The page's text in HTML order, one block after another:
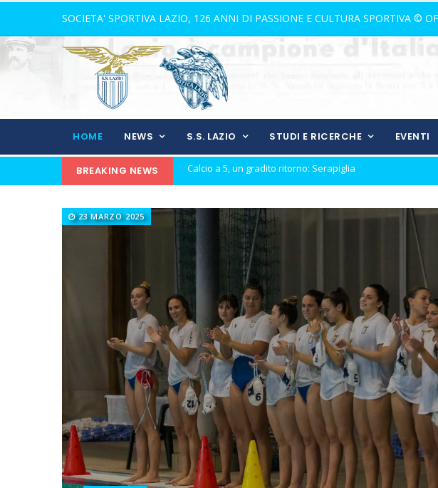
SOCIETA' SPORTIVA LAZIO, 126 ANNI DI PASSIONE E CULTURA SPORTIVA ©
HOME NEWS S.S. LAZIO STUDI E RICERCHE EVENTI
BREAKING NEWS Calcio a 5, Gilbert Marques sul mercato
Europei Under 20: la carica di tre Aquilotti...
Calcio a 5: Barca e Conticelli, il canto libero della Lazio!
La Lazio completa la squadra con Grasso
Rugby, il 18 ottobre debutto a Catania
Calcio a 5 femminile, ecco le 11 rivali della Lazio
21 anni senza Bomber Fiorini: nostalgia!
Elite, ecco il calendario del girone di andata
Elite maschile: ecco le sfide dell'andata
Ecco De Souza, laterale con il vizio del gol
23 MARZO 2025